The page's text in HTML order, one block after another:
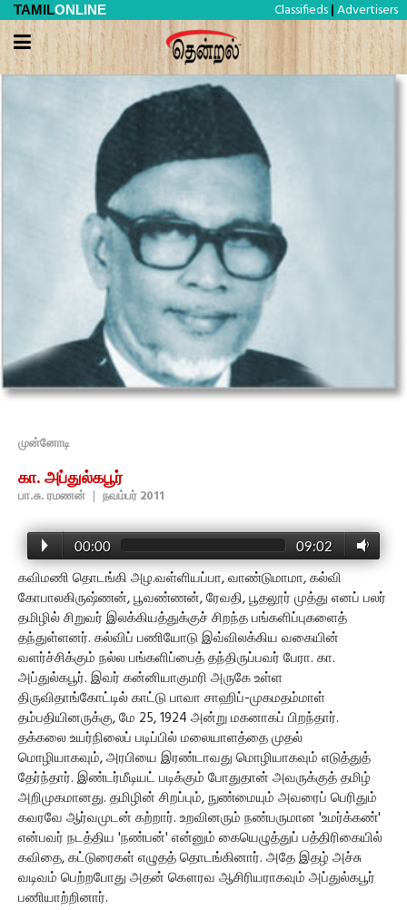
TAMILONLINE Classifieds | Advertisers
முன்னோடி
கா. அப்துல்கபூர்
பா.சு. ரமணன் | நவம்பர் 2011
00:00 09:02
கவிமணி தொடங்கி அழ.வள்ளியப்பா, வாண்டுமாமா, கல்வி
கோபாலகிருஷ்ணன், பூவண்ணன், ரேவதி, பூதலூர் முத்து எனப் பலர்
தமிழில் சிறுவர் இலக்கியத்துக்குச் சிறந்த பங்களிப்புகளைத்
தந்துள்ளனர். கல்விப் பணியோடு இவ்விலக்கிய வகையின்
வளர்ச்சிக்கும் நல்ல பங்களிப்பைத் தந்திருப்பவர் பேரா. கா.
அப்துல்கபூர். இவர் கன்னியாகுமரி அருகே உள்ள
திருவிதாங்கோட்டில் காட்டு பாவா சாஹிப்-முகமதம்மாள்
தம்பதியினருக்கு, மே 25, 1924 அன்று மகனாகப் பிறந்தார்.
தக்கலை உயர்நிலைப் படிப்பில் மலையாளத்தை முதல்
மொழியாகவும், அரபியை இரண்டாவது மொழியாகவும் எடுத்துத்
தேர்ந்தார். இண்டர்மீடியட் படிக்கும் போதுதான் அவருக்குத் தமிழ்
அறிமுகமானது. தமிழின் சிறப்பும், நுண்மையும் அவரைப் பெரிதும்
கவரவே ஆர்வமுடன் கற்றார். உறவினரும் நண்பருமான 'உமர்க்கண்'
என்பவர் நடத்திய 'நண்பன்' என்னும் கையெழுத்துப் பத்திரிகையில்
கவிதை, கட்டுரைகள் எழுதத் தொடங்கினார். அதே இதழ் அச்சு
வடிவம் பெற்றபோது அதன் கௌரவ ஆசிரியராகவும் அப்துல்கபூர்
பணியாற்றினார்.